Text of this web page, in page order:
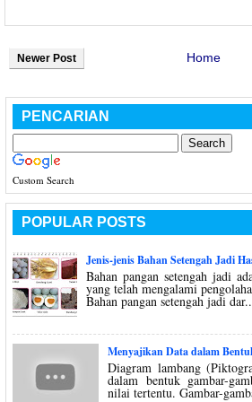
Newer Post Home
PENCARIAN
Custom Search
POPULAR POSTS
Jenis-jenis Bahan Setengah Jadi
Bahan pangan setengah jadi
yang telah mengalami
Bahan pangan setengah jadi
Menyajikan Data dalam
Diagram lambang
dalam bentuk gambar-
nilai tertentu. Gambar-